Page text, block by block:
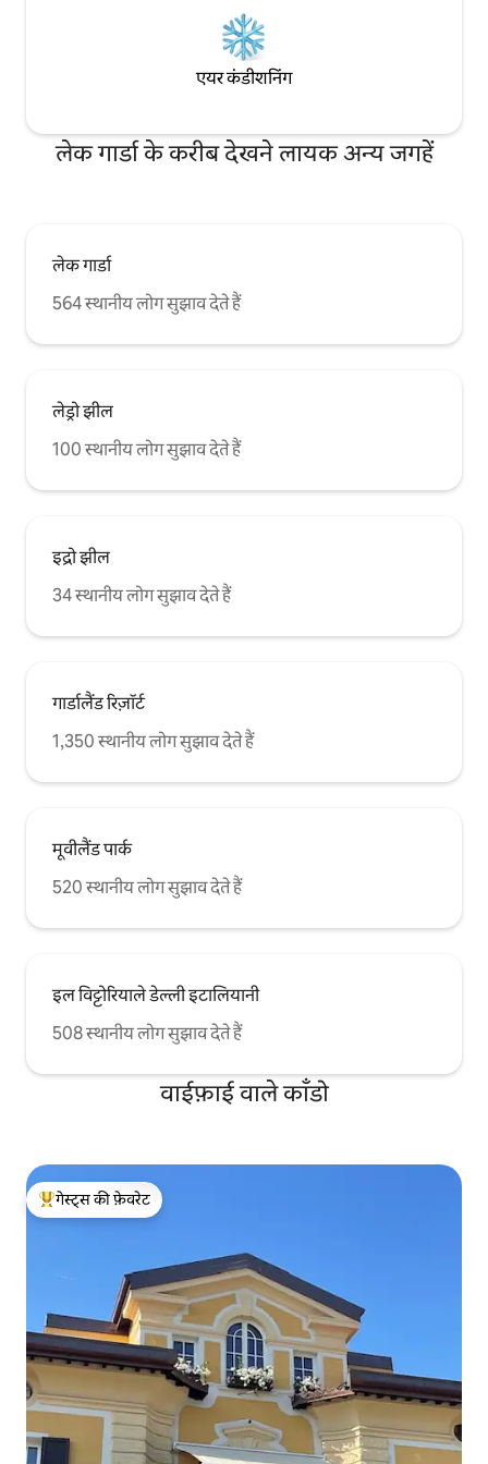
एयर कंडीशनिंग
लेक गार्डा के करीब देखने लायक अन्य जगहें
लेक गार्डा
564 स्थानीय लोग सुझाव देते हैं
लेड्रो झील
100 स्थानीय लोग सुझाव देते हैं
इद्रो झील
34 स्थानीय लोग सुझाव देते हैं
गार्डालैंड रिज़ॉर्ट
1,350 स्थानीय लोग सुझाव देते हैं
मूवीलैंड पार्क
520 स्थानीय लोग सुझाव देते हैं
इल विट्टोरियाले डेल्ली इटालियानी
508 स्थानीय लोग सुझाव देते हैं
वाईफ़ाई वाले काँडो
गेस्ट्स का टॉप फ़ेवरेट
गेस्ट्स की फ़ेवरेट